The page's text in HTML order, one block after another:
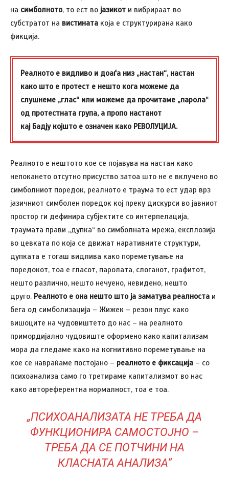
на симболното, то ест во јазикот и вибрираат во
субстратот на вистината која е структурирана како
фикција.
Реалното е видливо и доаѓа низ „настан“, настан
како што е протест е нешто кога можеме да
слушнеме „глас“ или можеме да прочитаме „парола“
од протестната група, а пропо настанот
кај Бадју којшто е означен како РЕВОЛУЦИЈА.
Реалното е нештото кое се појавува на настан како
непокането отсутно присуство затоа што не е вклучено во
симболниот поредок, реалното е траума то ест удар врз
јазичниот симболен поредок кој преку дискурси во јавниот
простор ги дефинира субјектите со интерпелација,
траумата прави „дупка“ во симболната мрежа, експлозија
во цевката по која се движат наративните структури,
дупката е тогаш видлива како пореметување на
поредокот, тоа е гласот, паролата, слоганот, графитот,
нешто различно, нешто нечуено, невидено, нешто
друго. Реалното е она нешто што ја заматува реалноста и
бега од симболизација – Жижек – резон плус како
вишоците на чудовиштето до нас – на реалното
примордијално чудовиште оформено како капитализам
мора да гледаме како на когнитивно пореметување на
кое се навраќаме постојано – реалното е фиксација – со
психоанализа само го третираме капитализмот во нас
како автореферентна нормалност, тоа е тоа.
„ПСИХОАНАЛИЗАТА НЕ ТРЕБА ДА
ФУНКЦИОНИРА САМОСТОЈНО –
ТРЕБА ДА СЕ ПОТЧИНИ НА
КЛАСНАТА АНАЛИЗА“